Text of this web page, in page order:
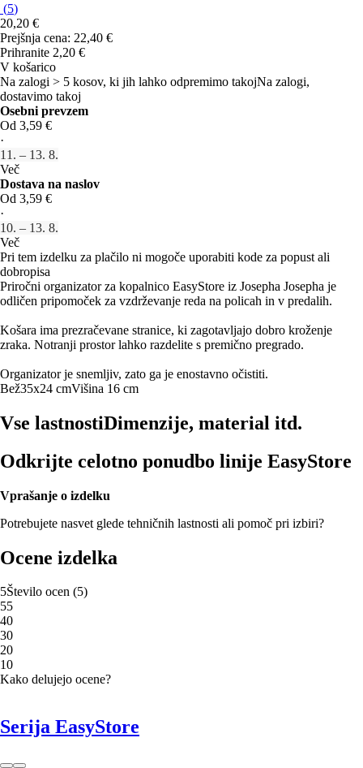
(5)
20,20 €
Prejšnja cena: 22,40 €
Prihranite 2,20 €
V košarico
Na zalogi > 5 kosov, ki jih lahko odpremimo takojNa zalogi,
dostavimo takoj
Osebni prevzem
Od 3,59 €
·
11. – 13. 8.
Več
Dostava na naslov
Od 3,59 €
·
10. – 13. 8.
Več
Pri tem izdelku za plačilo ni mogoče uporabiti kode za popust ali
dobropisa
Priročni organizator za kopalnico EasyStore iz Josepha Josepha je
odličen pripomoček za vzdrževanje reda na policah in v predalih.
Košara ima prezračevane stranice, ki zagotavljajo dobro kroženje
zraka. Notranji prostor lahko razdelite s premično pregrado.
Organizator je snemljiv, zato ga je enostavno očistiti.
Bež35x24 cmVišina 16 cm
Vse lastnostiDimenzije, material itd.
Odkrijte celotno ponudbo linije EasyStore
Vprašanje o izdelku
Potrebujete nasvet glede tehničnih lastnosti ali pomoč pri izbiri?
Ocene izdelka
5Število ocen (5)
55
40
30
20
10
Kako delujejo ocene?
Serija EasyStore